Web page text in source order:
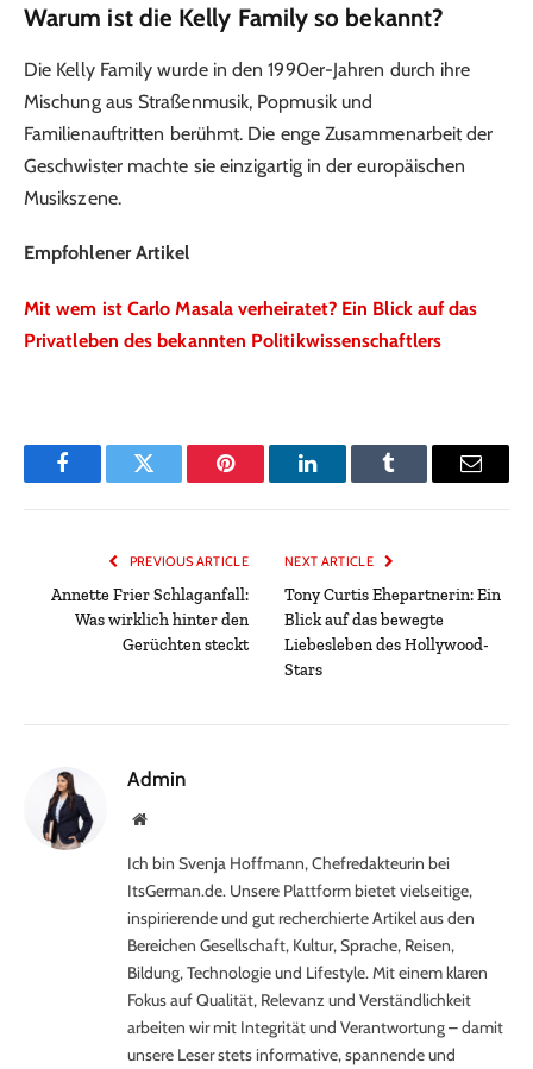
Warum ist die Kelly Family so bekannt?
Die Kelly Family wurde in den 1990er-Jahren durch ihre
Mischung aus Straßenmusik, Popmusik und
Familienauftritten berühmt. Die enge Zusammenarbeit der
Geschwister machte sie einzigartig in der europäischen
Musikszene.
Empfohlener Artikel
Mit wem ist Carlo Masala verheiratet? Ein Blick auf das
Privatleben des bekannten Politikwissenschaftlers
FacebookTwitter Pinterest LinkedInTumblr Email
PREVIOUS ARTICLE
Annette Frier Schlaganfall:
Was wirklich hinter den
Gerüchten steckt
NEXT ARTICLE
Tony Curtis Ehepartnerin: Ein
Blick auf das bewegte
Liebesleben des Hollywood-
Stars
Admin
Website
Ich bin Svenja Hoffmann, Chefredakteurin bei
ItsGerman.de. Unsere Plattform bietet vielseitige,
inspirierende und gut recherchierte Artikel aus den
Bereichen Gesellschaft, Kultur, Sprache, Reisen,
Bildung, Technologie und Lifestyle. Mit einem klaren
Fokus auf Qualität, Relevanz und Verständlichkeit
arbeiten wir mit Integrität und Verantwortung – damit
unsere Leser stets informative, spannende und